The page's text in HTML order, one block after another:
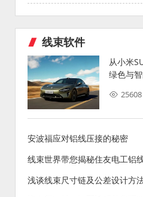
线束软件
从小米
绿色与
25608
安波福应对铝线压接的秘密
线束世界带您揭秘住友电工铝
浅谈线束尺寸链及公差设计方